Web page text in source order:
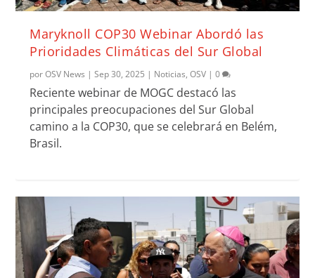
Maryknoll COP30 Webinar Abordó las
Prioridades Climáticas del Sur Global
porOSV News |Sep 30, 2025 | Noticias,OSV |0
Reciente webinar de MOGC destacó las
principales preocupaciones del Sur Global
camino a la COP30, que se celebrará en Belém,
Brasil.